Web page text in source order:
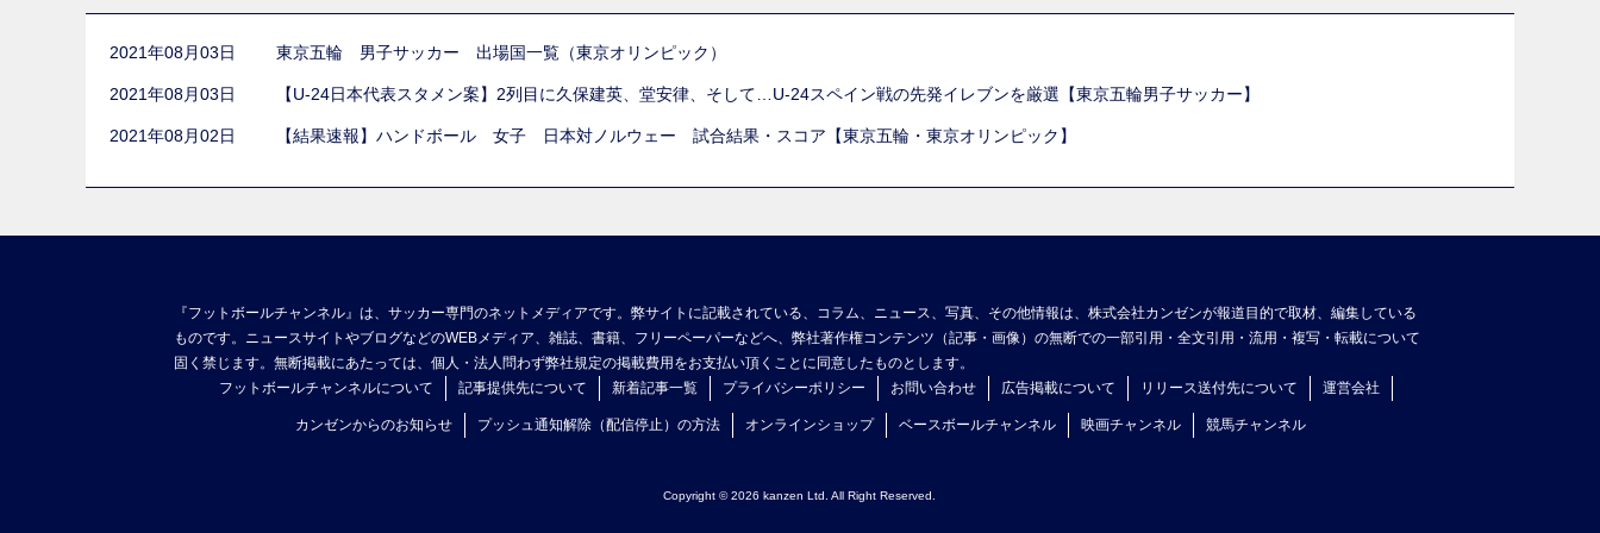
2021年08月03日 東京五輪 男子サッカー 出場国一覧（東京オリンピック）
2021年08月03日 【U-24日本代表スタメン案】2列目に久保建英、堂安律、そして…U-24スペイン戦の先発イレブンを厳選【東京五輪男子サッカー】
2021年08月02日 【結果速報】ハンドボール 女子 日本対ノルウェー 試合結果・スコア【東京五輪・東京オリンピック】
『フットボールチャンネル』は、サッカー専門のネットメディアです。弊サイトに記載されている、コラム、ニュース、写真、その他情報は、株式会社カンゼンが報道目的で取材、編集している
ものです。ニュースサイトやブログなどのWEBメディア、雑誌、書籍、フリーペーパーなどへ、弊社著作権コンテンツ（記事・画像）の無断での一部引用・全文引用・流用・複写・転載について
固く禁じます。無断掲載にあたっては、個人・法人問わず弊社規定の掲載費用をお支払い頂くことに同意したものとします。
フットボールチャンネルについて
記事提供先について 新着記事一覧 プライバシーポリシー お問い合わせ 広告掲載について リリース送付先について 運営会社
カンゼンからのお知らせ プッシュ通知解除（配信停止）の方法 オンラインショップ ベースボールチャンネル 映画チャンネル 競馬チャンネル
Copyright © 2026 kanzen Ltd. All Right Reserved.